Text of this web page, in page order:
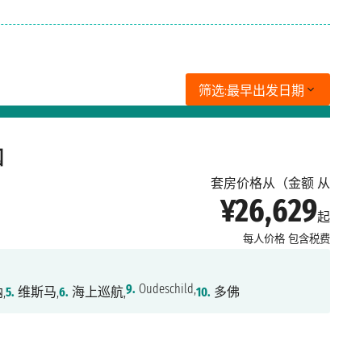
筛选:最早出发日期
套房价格从（金额 从
¥26,629起
每人价格 包含税费
,5. 维斯马,6. 海上巡航,9. Oudeschild,10. 多佛